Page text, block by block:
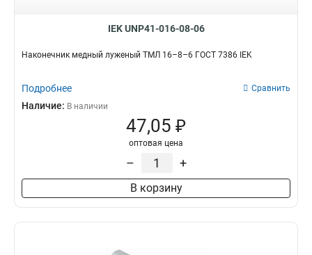
IEK UNP41-016-08-06
Наконечник медный луженый ТМЛ 16–8–6 ГОСТ 7386 IEK
Подробнее Сравнить
Наличие: В наличии
47,05 ₽
оптовая цена
– +
В корзину